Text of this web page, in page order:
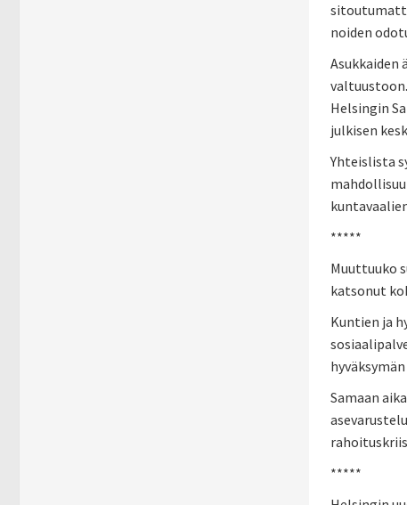
noiden
Asukkaiden
Helsingin
julkisen
Yhteislista
*****
Muuttuuko
katsonut
Kuntien ja
Samaan
*****